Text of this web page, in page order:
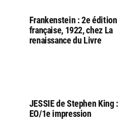
Frankenstein : 2e édition
française, 1922, chez La
renaissance du Livre
JESSIE de Stephen King :
EO/1e impression